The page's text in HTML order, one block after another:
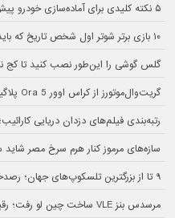
۵ نکته کلیدی برای آماده‌سازی خودرو پیش از سفرهای جاده‌ای در تابستان
۱۰ بازی برتر شوتر اول شخص تاریخ که باید تجربه کنید؛ از Doom تا Halo 3
گلس گوشی را این‌طور نصب کنید تا کج
گریت‌وال‌موتورز از کراس اوور Ora 5 پلاگین هیبریدی با فناوری Hi2 رونمایی کرد
رتبه‌بندی فیلم‌های دزدان دریایی
سازه‌های مرموز کنار هرم سرخ مصر شاید
۹ تا از بزرگترین تلسکوپ‌های جهان؛ رصدخانه‌های عظیم زمینی را بشناسید
مرسدس بنز VLE ساخت چین لو رفت؛ رقیب تازه MPVهای لوکس چینی